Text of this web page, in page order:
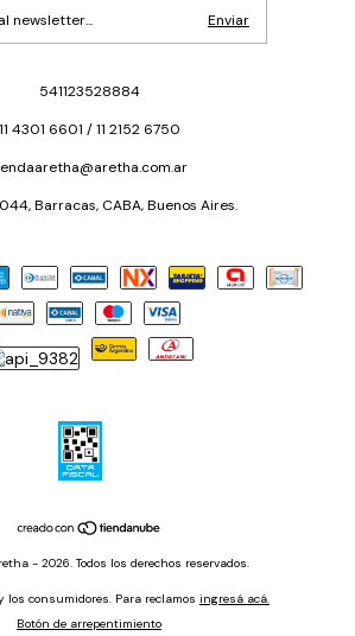
541123528884
11 4301 6601 / 11 2152 6750
Barracas, CABA, Buenos Aires.
- 2026. Todos los derechos reservados.
los consumidores. Para reclamos ingresá acá.
Botón de arrepentimiento